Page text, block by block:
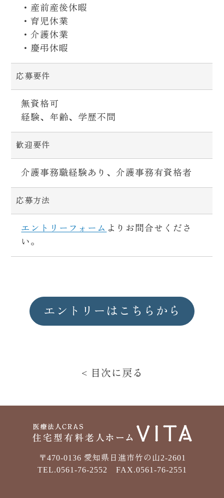
・産前産後休暇
・育児休業
・介護休業
・慶弔休暇
応募要件
無資格可
経験、年齢、学歴不問
歓迎要件
介護事務職経験あり、介護事務有資格者
応募方法
エントリーフォーム よりお問合せくださ
い。
エントリーはこちらから
< 目次に戻る
〒470-0136 愛知県日進市竹の山2-2601
TEL.0561-76-2552 FAX.0561-76-2551